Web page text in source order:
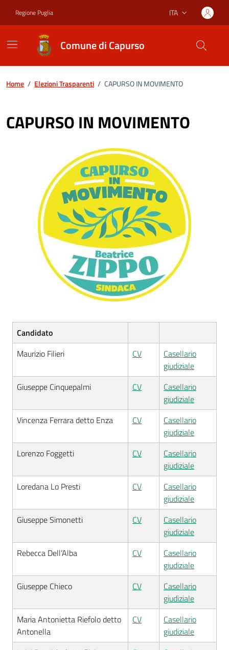
Regione Puglia Lingua attiva:
ITA
Comune di Capurso
Home / Elezioni Trasparenti / CAPURSO IN MOVIMENTO
CAPURSO IN MOVIMENTO
Candidato
Maurizio Filieri
CV
Casellario
giudiziale
Giuseppe Cinquepalmi
CV
Casellario
giudiziale
Vincenza Ferrara detto Enza
CV
Casellario
giudiziale
Lorenzo Foggetti
CV
Casellario
giudiziale
Loredana Lo Presti
CV
Casellario
giudiziale
Giuseppe Simonetti
CV
Casellario
giudiziale
Rebecca Dell’Alba
CV
Casellario
giudiziale
Giuseppe Chieco
CV
Casellario
giudiziale
Maria Antonietta Riefolo detto
Antonella
CV
Casellario
giudiziale